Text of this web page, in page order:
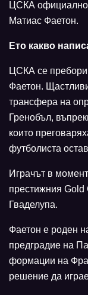
ЦСКА официално
Матиас Фаетон.
Ето какво
ЦСКА се
Фаетон.
трансфера на
Гренобъл,
които
футболиста
Играчът в
престижния Gold
Гваделупа.
Фаетон е роден
предградие на
формации на
решение да